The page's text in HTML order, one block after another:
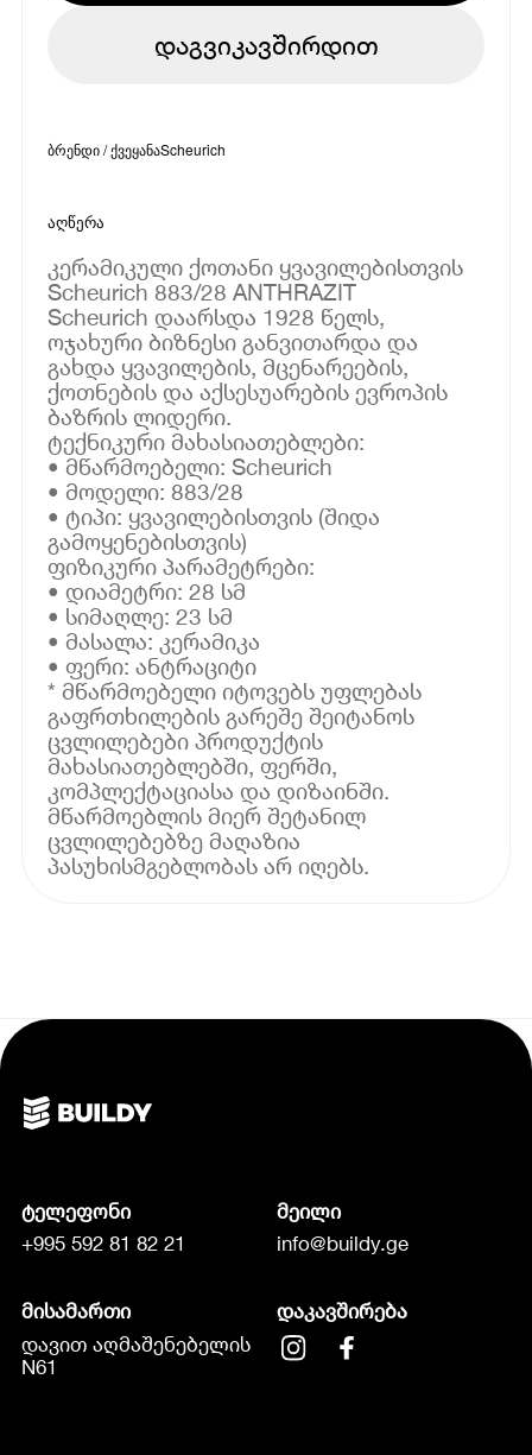
დაგვიკავშირდით
ბრენდი / ქვეყანაScheurich
აღწერა
კერამიკული ქოთანი ყვავილებისთვის
Scheurich 883/28 ANTHRAZIT
Scheurich დაარსდა 1928 წელს,
ოჯახური ბიზნესი განვითარდა და
გახდა ყვავილების, მცენარეების,
ქოთნების და აქსესუარების ევროპის
ბაზრის ლიდერი.
ტექნიკური მახასიათებლები:
• მწარმოებელი: Scheurich
• მოდელი: 883/28
• ტიპი: ყვავილებისთვის (შიდა
გამოყენებისთვის)
ფიზიკური პარამეტრები:
• დიამეტრი: 28 სმ
• სიმაღლე: 23 სმ
• მასალა: კერამიკა
• ფერი: ანტრაციტი
* მწარმოებელი იტოვებს უფლებას
გაფრთხილების გარეშე შეიტანოს
ცვლილებები პროდუქტის
მახასიათებლებში, ფერში,
კომპლექტაციასა და დიზაინში.
მწარმოებლის მიერ შეტანილ
ცვლილებებზე მაღაზია
პასუხისმგებლობას არ იღებს.
ტელეფონი
+995 592 81 82 21
მეილი
info@buildy.ge
მისამართი
დავით აღმაშენებელის
N61
დაკავშირება